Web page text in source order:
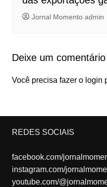
Jornal Momento admin
Deixe um comentário
Você precisa fazer o login
REDES SOCIAIS
facebook.com/
instagram.com/
youtube.com/